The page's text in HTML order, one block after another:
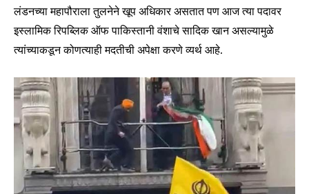
लंडनच्या महापौराला तुलनेने खूप अधिकार असतात पण आज त्या पदावर
इस्लामिक रिपब्लिक ऑफ पाकिस्तानी वंशाचे सादिक खान असल्यामुळे
त्यांच्याकडून कोणत्याही मदतीची अपेक्षा करणे व्यर्थ आहे.